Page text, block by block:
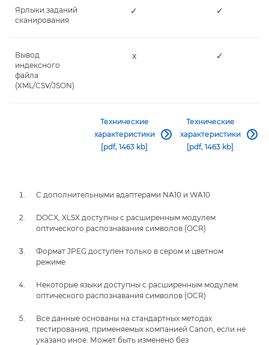
Ярлыки заданий
сканирования
✓ ✓
Вывод
индексного
файла
(XML/CSV/JSON)
х ✓
Технические
характеристики
[pdf, 1463 kb]

Технические
характеристики
[pdf, 1463 kb]

С дополнительными адаптерами NA10 и WA10
DOCX, XLSX доступны с расширенным модулем
оптического распознавания символов (OCR)
Формат JPEG доступен только в сером и цветном
режиме
Некоторые языки доступны с расширенным модулем
оптического распознавания символов (OCR)
Все данные основаны на стандартных методах
тестирования, применяемых компанией Canon, если не
указано иное. Может быть изменено без